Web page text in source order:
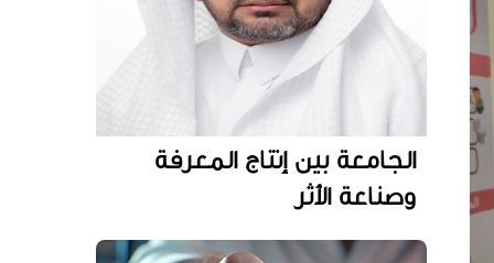
الجامعة بين إنتاج المعرفة
وصناعة الأثر